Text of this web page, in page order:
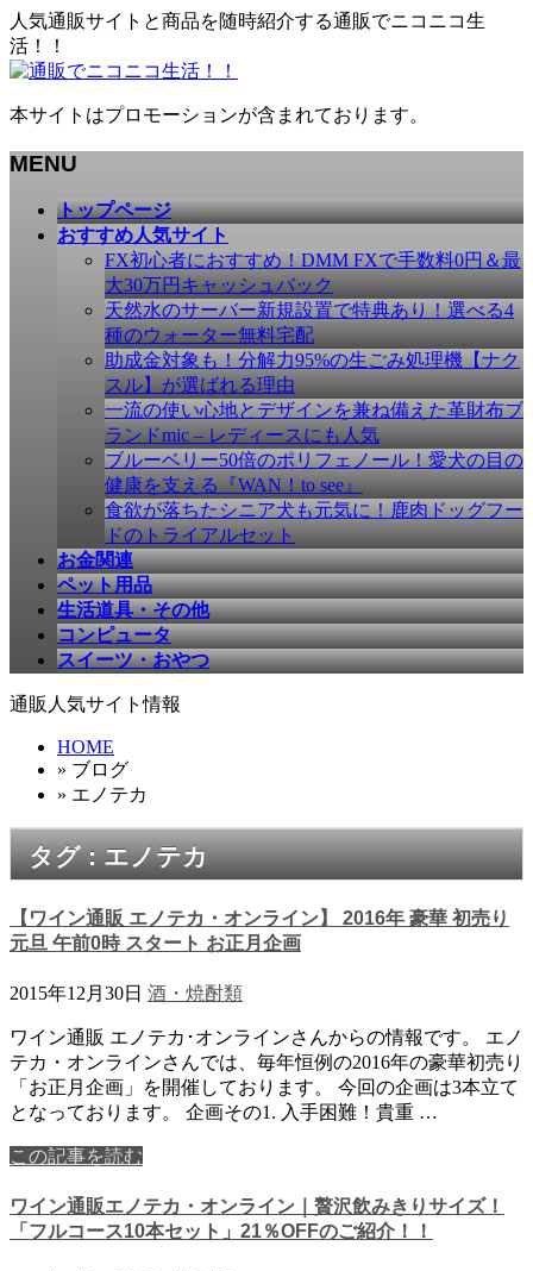
人気通販サイトと商品を随時紹介する通販でニコニコ生
活！！
本サイトはプロモーションが含まれております。
MENU
トップページ
おすすめ人気サイト
FX初心者におすすめ！DMM FXで手数料0円＆最
大30万円キャッシュバック
天然水のサーバー新規設置で特典あり！選べる4
種のウォーター無料宅配
助成金対象も！分解力95%の生ごみ処理機【ナク
スル】が選ばれる理由
一流の使い心地とデザインを兼ね備えた革財布ブ
ランドmic – レディースにも人気
ブルーベリー50倍のポリフェノール！愛犬の目の
健康を支える『WAN！to see』
食欲が落ちたシニア犬も元気に！鹿肉ドッグフー
ドのトライアルセット
お金関連
ペット用品
生活道具・その他
コンピュータ
スイーツ・おやつ
通販人気サイト情報
HOME
» ブログ
» エノテカ
タグ : エノテカ
【ワイン通販 エノテカ・オンライン】 2016年 豪華 初売り
元旦 午前0時 スタート お正月企画
2015年12月30日 酒・焼酎類
ワイン通販 エノテカ･オンラインさんからの情報です。 エノ
テカ・オンラインさんでは、毎年恒例の2016年の豪華初売り
「お正月企画」を開催しております。 今回の企画は3本立て
となっております。 企画その1. 入手困難！貴重 …
この記事を読む
ワイン通販エノテカ・オンライン｜贅沢飲みきりサイズ！
「フルコース10本セット」21％OFFのご紹介！！